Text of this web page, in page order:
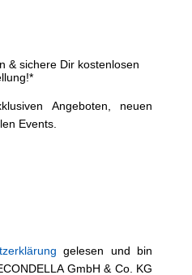
& sichere Dir kostenlosen
Angeboten, neuen
Events.
gelesen und bin
GmbH & Co. KG